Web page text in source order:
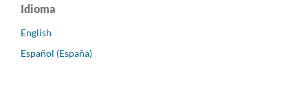
Idioma
English
Español (España)